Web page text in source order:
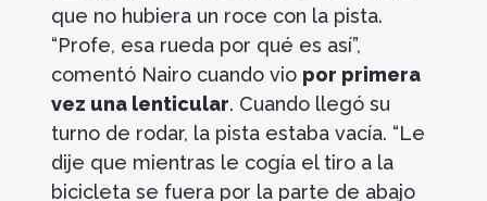
que no hubiera un roce con la pista.
“Profe, esa rueda por qué es así”,
comentó Nairo cuando vio por primera
vez una lenticular. Cuando llegó su
turno de rodar, la pista estaba vacía. “Le
dije que mientras le cogía el tiro a la
bicicleta se fuera por la parte de abajo